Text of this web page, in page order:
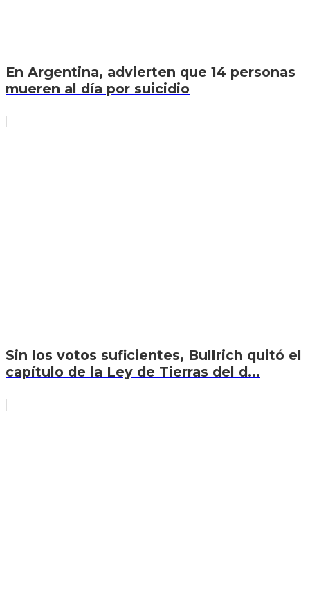
En Argentina, advierten que 14 personas
mueren al día por suicidio
Sin los votos suficientes, Bullrich quitó el
capítulo de la Ley de Tierras del d...